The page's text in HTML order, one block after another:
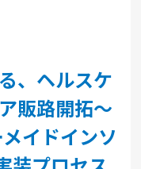
、ヘルスケ
販路開拓～
イドインソ